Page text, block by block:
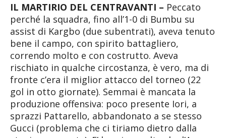
IL MARTIRIO DEL CENTRAVANTI – Peccato
perché la squadra, fino all’1-0 di Bumbu su
assist di Kargbo (due subentrati), aveva tenuto
bene il campo, con spirito battagliero,
correndo molto e con costrutto. Aveva
rischiato in qualche circostanza, è vero, ma di
fronte c’era il miglior attacco del torneo (22
gol in otto giornate). Semmai è mancata la
produzione offensiva: poco presente Iori, a
sprazzi Pattarello, abbandonato a se stesso
Gucci (problema che ci tiriamo dietro dalla